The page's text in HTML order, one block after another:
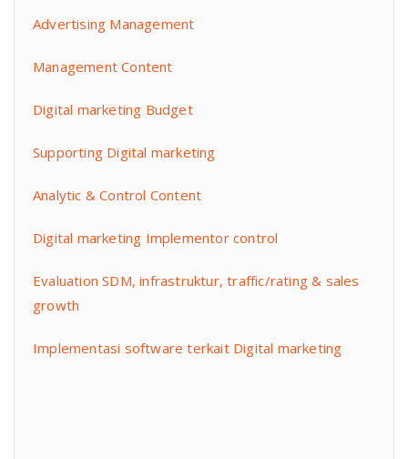
Advertising Management
Management Content
Digital marketing Budget
Supporting Digital marketing
Analytic & Control Content
Digital marketing Implementor control
Evaluation SDM, infrastruktur, traffic/rating & sales
growth
Implementasi software terkait Digital marketing